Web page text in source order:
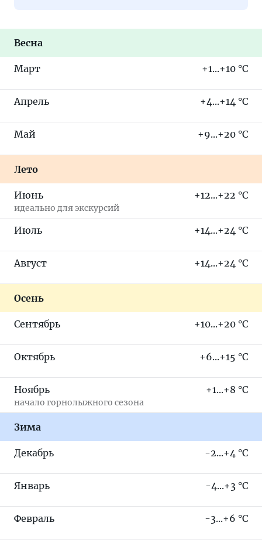
Весна
Март +1...+10 °C
Апрель +4...+14 °C
Май +9...+20 °C
Лето
Июнь
идеально для экскурсий
+12...+22 °C
Июль +14...+24 °C
Август +14...+24 °C
Осень
Сентябрь +10...+20 °C
Октябрь +6...+15 °C
Ноябрь
начало горнолыжного сезона
+1...+8 °C
Зима
Декабрь -2...+4 °C
Январь -4...+3 °C
Февраль -3...+6 °C